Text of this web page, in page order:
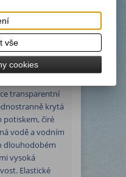
transparentní
krytá
potiskem, čiré
vodě a vodním
dlouhodobém
vysoká
Elastické
vše
cookies